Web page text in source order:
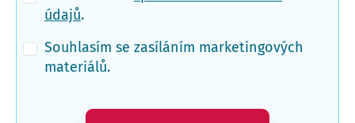
údajů.
Souhlasím se zasíláním marketingových
materiálů.